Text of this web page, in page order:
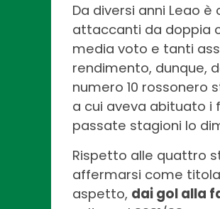
Da diversi anni Leao
attaccanti da doppia
media voto e tanti
rendimento, dunque,
numero 10 rossonero
a cui aveva abituato i
passate stagioni lo
Rispetto alle quattro
affermarsi come
aspetto, dai gol alla